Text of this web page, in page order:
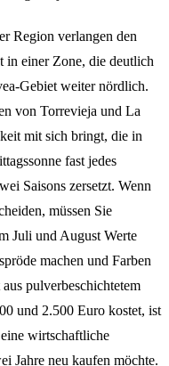
Region verlangen den
in einer Zone, die deutlich
Gebiet weiter nördlich.
von Torrevieja und La
mit sich bringt, die in
fast jedes
Saisons zersetzt. Wenn
müssen Sie
Juli und August Werte
machen und Farben
pulverbeschichtetem
und 2.500 Euro kostet, ist
wirtschaftliche
Jahre neu kaufen möchte.